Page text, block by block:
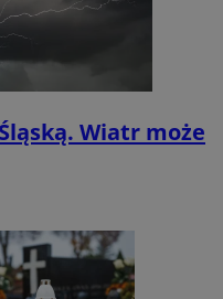
Wiatr może